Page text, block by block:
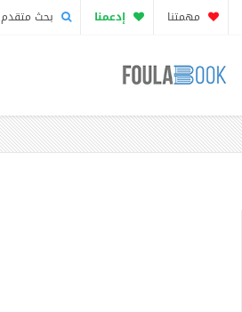
مهمتنا إدعمنا بحث متقدم